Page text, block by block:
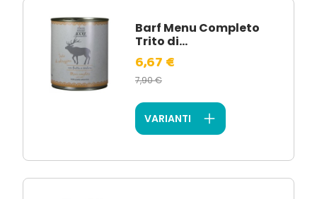
Barf Menu Completo
Trito di...
6,67 €
7,90 €
VARIANTI